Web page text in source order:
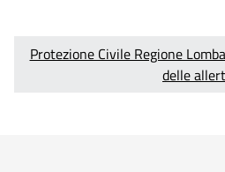
Protezione Civile Regione
delle